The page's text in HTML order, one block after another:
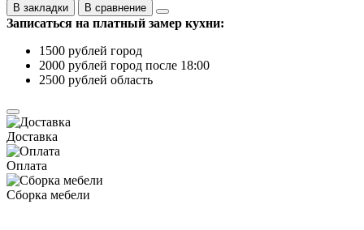
В закладки
В сравнение
Записаться на платный замер кухни:
1500 рублей город
2000 рублей город после 18:00
2500 рублей область
Доставка
Оплата
Сборка мебели